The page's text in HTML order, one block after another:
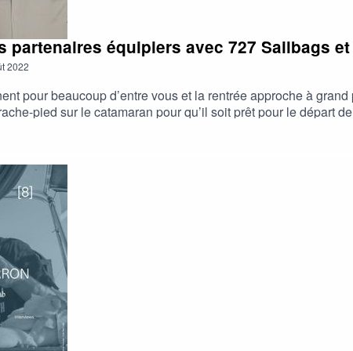
partenaires équipiers avec 727 Sailbags
2022
pour beaucoup d’entre vous et la rentrée approche à
pied sur le catamaran pour qu’il soit prêt pour le
en main du bateau, les premières navigations, les
de deux partenaires du projet, Mathieu Bimbenet,
qui ont chacun trouvé dans le projet We Explore une
points d’interrogation, certaines solutions ont été trouvées.